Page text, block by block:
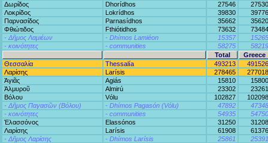
Δωρίδος
Dhorídhos 27546
27530
Λοκρίδος
Lokrídhos 39830
39776
Παρνασίδος
Parnasídhos 35662
35620
Φθιώτιδος
Fthiótidhos 73632
73484
- Δῆμος Λαμιέων
- Dhímos Lamiéon 15357
15265
- κοινότητες
- communities 58275
58219
Total
Greece
Θεσσαλία
Thessalía 493213
491526
Λαρίσης
Larísis 278465
277018
Ἁγιᾶς
Agiás 15810
15800
Ἁλμυροῦ
Almirú 23302
23261
Βόλου
Vólu 102827
102098
- Δῆμος Παγασῶν (Βόλου)
- Dhímos Pagasón (Vólu) 47892
47348
- κοινότητες
- communities 54935
54750
Ἐλασσόνος
Elassónos 31250
31208
Λαρίσης
Larísis 61908
61376
- Δῆμος Λαρίσης
- Dhímos Larísis 25861
25391